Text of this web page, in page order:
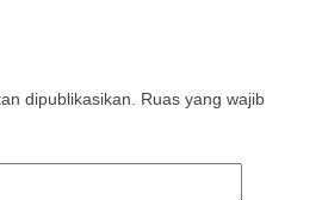
dipublikasikan. Ruas yang wajib